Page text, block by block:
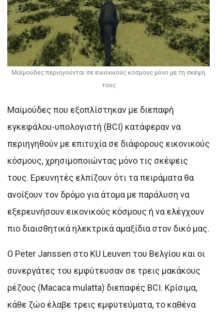
Μαϊμούδες περιηγούνται σε εικονικούς κόσμους μόνο με τη σκέψη
τους
Μαϊμούδες που εξοπλίστηκαν με διεπαφή
εγκεφάλου-υπολογιστή (BCI) κατάφεραν να
περιηγηθούν με επιτυχία σε διάφορους εικονικούς
κόσμους, χρησιμοποιώντας μόνο τις σκέψεις
τους. Ερευνητές ελπίζουν ότι τα πειράματα θα
ανοίξουν τον δρόμο για άτομα με παράλυση να
εξερευνήσουν εικονικούς κόσμους ή να ελέγχουν
πιο διαισθητικά ηλεκτρικά αμαξίδια στον δικό μας.
Ο Peter Janssen στο KU Leuven του Βελγίου και οι
συνεργάτες του εμφύτευσαν σε τρεις μακάκους
ρέζους (Macaca mulatta) διεπαφές BCI. Κρίσιμα,
κάθε ζώο έλαβε τρεις εμφυτεύματα, το καθένα